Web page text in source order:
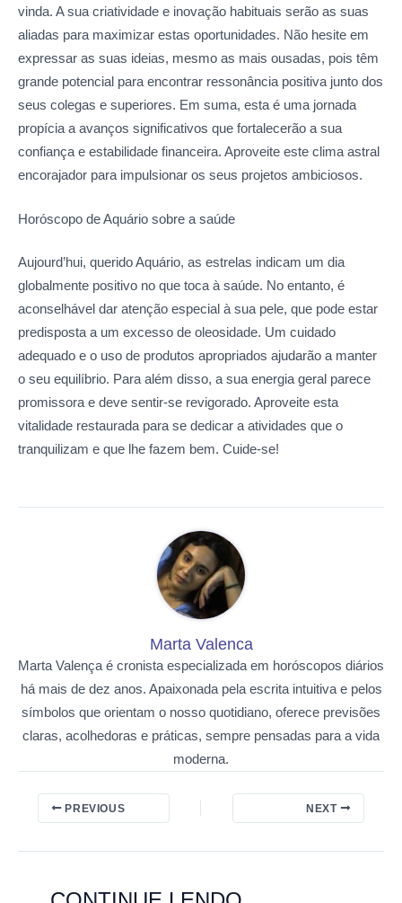
vinda. A sua criatividade e inovação habituais serão as suas
aliadas para maximizar estas oportunidades. Não hesite em
expressar as suas ideias, mesmo as mais ousadas, pois têm
grande potencial para encontrar ressonância positiva junto dos
seus colegas e superiores. Em suma, esta é uma jornada
propícia a avanços significativos que fortalecerão a sua
confiança e estabilidade financeira. Aproveite este clima astral
encorajador para impulsionar os seus projetos ambiciosos.
Horóscopo de Aquário sobre a saúde
Aujourd’hui, querido Aquário, as estrelas indicam um dia
globalmente positivo no que toca à saúde. No entanto, é
aconselhável dar atenção especial à sua pele, que pode estar
predisposta a um excesso de oleosidade. Um cuidado
adequado e o uso de produtos apropriados ajudarão a manter
o seu equilíbrio. Para além disso, a sua energia geral parece
promissora e deve sentir-se revigorado. Aproveite esta
vitalidade restaurada para se dedicar a atividades que o
tranquilizam e que lhe fazem bem. Cuide-se!
Marta Valenca
Marta Valença é cronista especializada em horóscopos diários
há mais de dez anos. Apaixonada pela escrita intuitiva e pelos
símbolos que orientam o nosso quotidiano, oferece previsões
claras, acolhedoras e práticas, sempre pensadas para a vida
moderna.
PREVIOUS NEXT